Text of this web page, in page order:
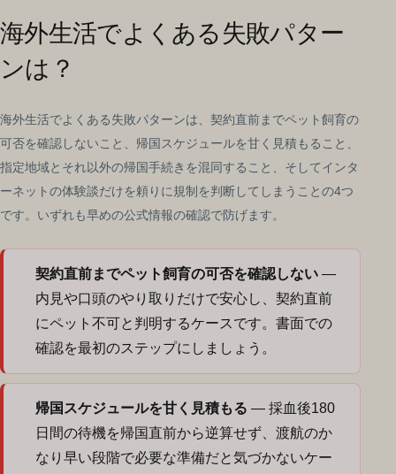
海外生活でよくある失敗パター
ンは？
海外生活でよくある失敗パターンは、契約直前までペット飼育の
可否を確認しないこと、帰国スケジュールを甘く見積もること、
指定地域とそれ以外の帰国手続きを混同すること、そしてインタ
ーネットの体験談だけを頼りに規制を判断してしまうことの4つ
です。いずれも早めの公式情報の確認で防げます。
契約直前までペット飼育の可否を確認しない —
内見や口頭のやり取りだけで安心し、契約直前
にペット不可と判明するケースです。書面での
確認を最初のステップにしましょう。
帰国スケジュールを甘く見積もる — 採血後180
日間の待機を帰国直前から逆算せず、渡航のか
なり早い段階で必要な準備だと気づかないケー